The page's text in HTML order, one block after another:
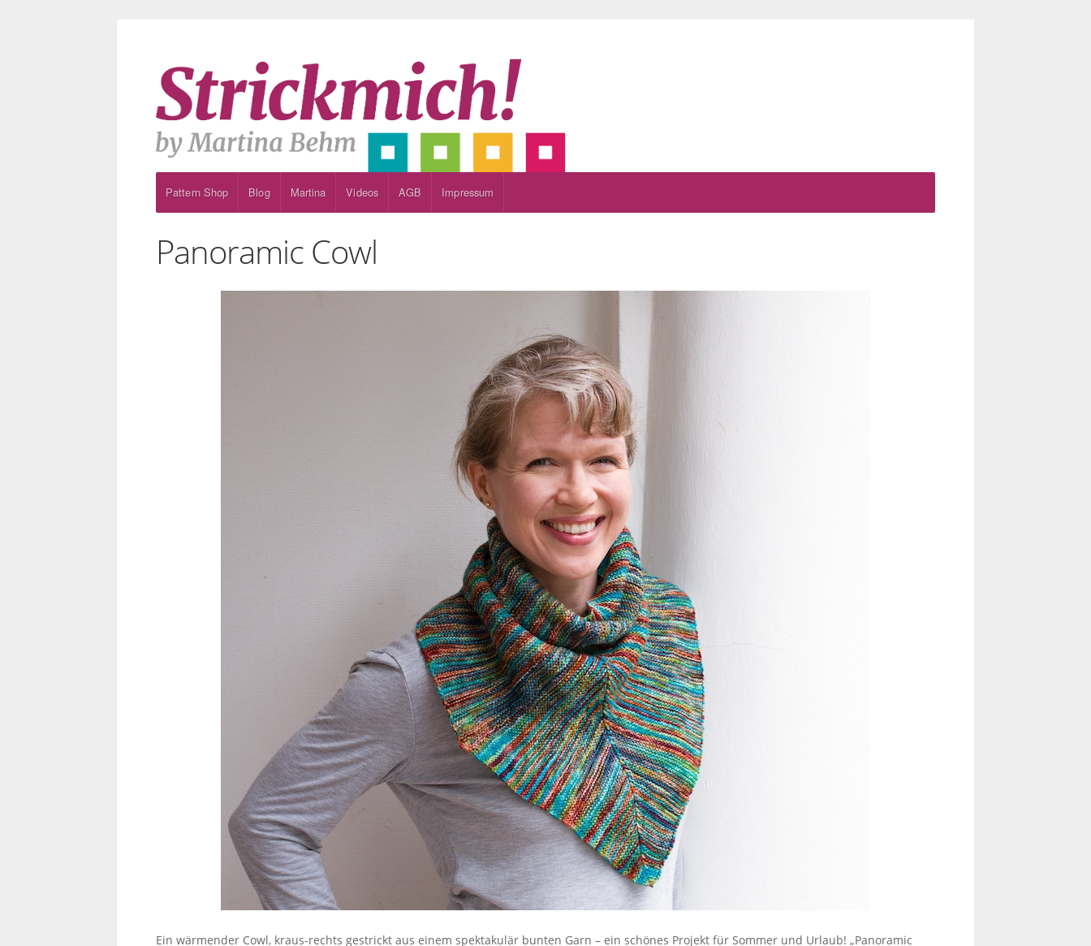
Pattern Shop Blog Martina Videos AGB Impressum
Panoramic Cowl
Ein wärmender Cowl, kraus-rechts gestrickt aus einem spektakulär bunten Garn – ein schönes Projekt für Sommer und Urlaub! „Panoramic